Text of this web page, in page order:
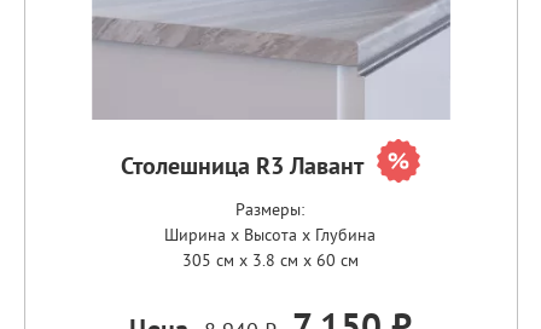
Столешница R3 Лавант
Размеры:
Ширина x Высота x Глубина
305 см x 3.8 см x 60 см